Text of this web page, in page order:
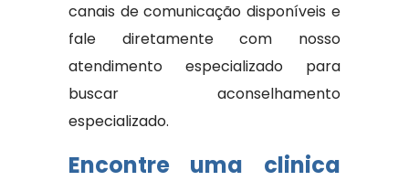
canais de comunicação disponíveis e
fale diretamente com nosso
atendimento especializado para
buscar aconselhamento
especializado.
Encontre uma clinica